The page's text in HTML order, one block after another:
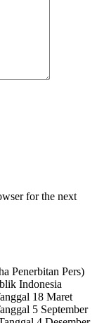
for the next
Penerbitan Pers)
Indonesia
18 Maret
5 September